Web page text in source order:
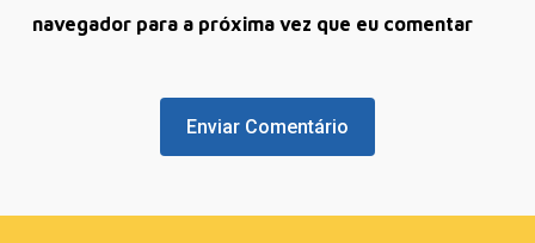
navegador para a próxima vez que eu comentar